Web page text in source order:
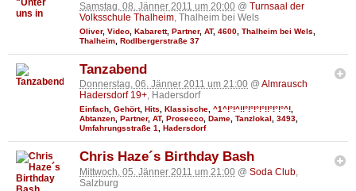
Samstag, 08. Jänner 2011 um 20:00 @ Turnsaal der
Volksschule Thalheim, Thalheim bei Wels
Oliver, Video Kabarett, Partner, AT, 4600 Thalheim bei Wels
Thalheim Rodlbergerstraße 37
Tanzabend
Donnerstag, 06. Jänner 2011 um 21:00 @ Almrausch
Hadersdorf 19+, Hadersdorf
Einfach, Gehört, Hits, Klassische, ^1^!°!^!!°!°!°!°!!°!°!°^!,
Abtanzen, Partner, AT, Prosecco, Dame, Tanzlokal , 3493,
Umfahrungsstraße 1, Hadersdorf
Chris Haze´s Birthday Bash
Mittwoch, 05. Jänner 2011 um 21:00 @ Soda Club
Salzburg